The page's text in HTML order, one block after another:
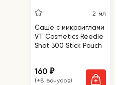
2 мл
Саше с микроиглами
VT Cosmetics Reedle
Shot 300 Stick Pouch
160₽
(+8 бонусов)